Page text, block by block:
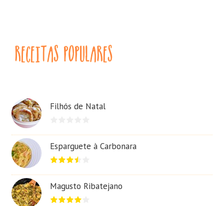
Filhós de Natal
Esparguete à Carbonara
Magusto Ribatejano